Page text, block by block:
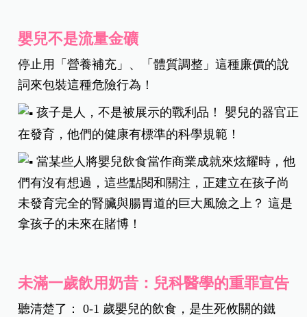
嬰兒不是流量金礦
停止用「營養補充」、「體質調整」這種廉價的說
詞來包裝這種危險行為！
孩子是人，不是被展示的戰利品！ 嬰兒的器官正
在發育，他們的健康有標準的科學規範！
當某些人將嬰兒飲食當作商業成就來炫耀時，他
們有沒有想過，這些點閱和關注，正建立在孩子尚
未發育完全的腎臟與腸胃道的巨大風險之上？ 這是
拿孩子的未來在賭博！
未滿一歲飲用奶昔：兒科醫學的重罪宣告
聽清楚了： 0-1 歲嬰兒的飲食，是生死攸關的鐵